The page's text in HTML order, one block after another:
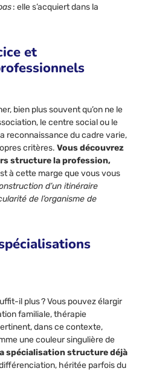
: elle s’acquiert dans la
et
bien plus souvent qu’on ne le
le centre social ou le
reconnaissance du cadre varie,
critères.Vous découvrez
structure la profession,
à cette marge que vous vous
d’un itinéraire
de l’organisme de
il plus ? Vous pouvez élargir
familiale, thérapie
dans ce contexte,
une couleur singulière de
spécialisation structure déjà
héritée parfois du